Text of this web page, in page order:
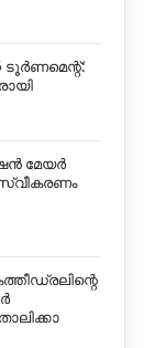
മേയർ
സ്വീകരണം